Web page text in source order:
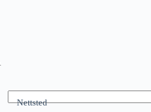
Nettsted